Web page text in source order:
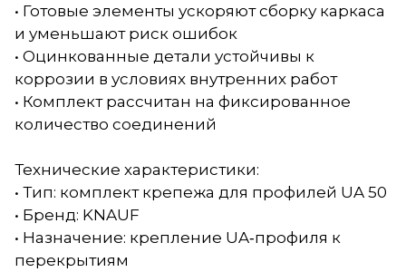
• Готовые элементы ускоряют сборку каркаса
и уменьшают риск ошибок
• Оцинкованные детали устойчивы к
коррозии в условиях внутренних работ
• Комплект рассчитан на фиксированное
количество соединений
Технические характеристики:
• Тип: комплект крепежа для профилей UA 50
• Бренд: KNAUF
• Назначение: крепление UA‑профиля к
перекрытиям